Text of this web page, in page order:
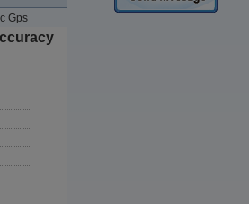
Gps